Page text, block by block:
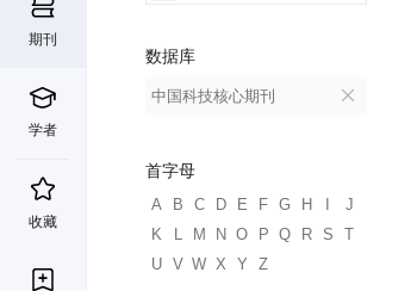
期刊
学者
收藏
数据库
中国科技核心期刊
首字母
A B C D E F G H
J
K
L M N O P Q R S
T
U
V W X Y Z